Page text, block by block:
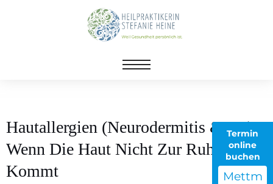
Hautallergien (Neurodermitis & Co) -
Wenn Die Haut Nicht Zur Ruhe
Kommt
Termin
online
buchen
Mettm